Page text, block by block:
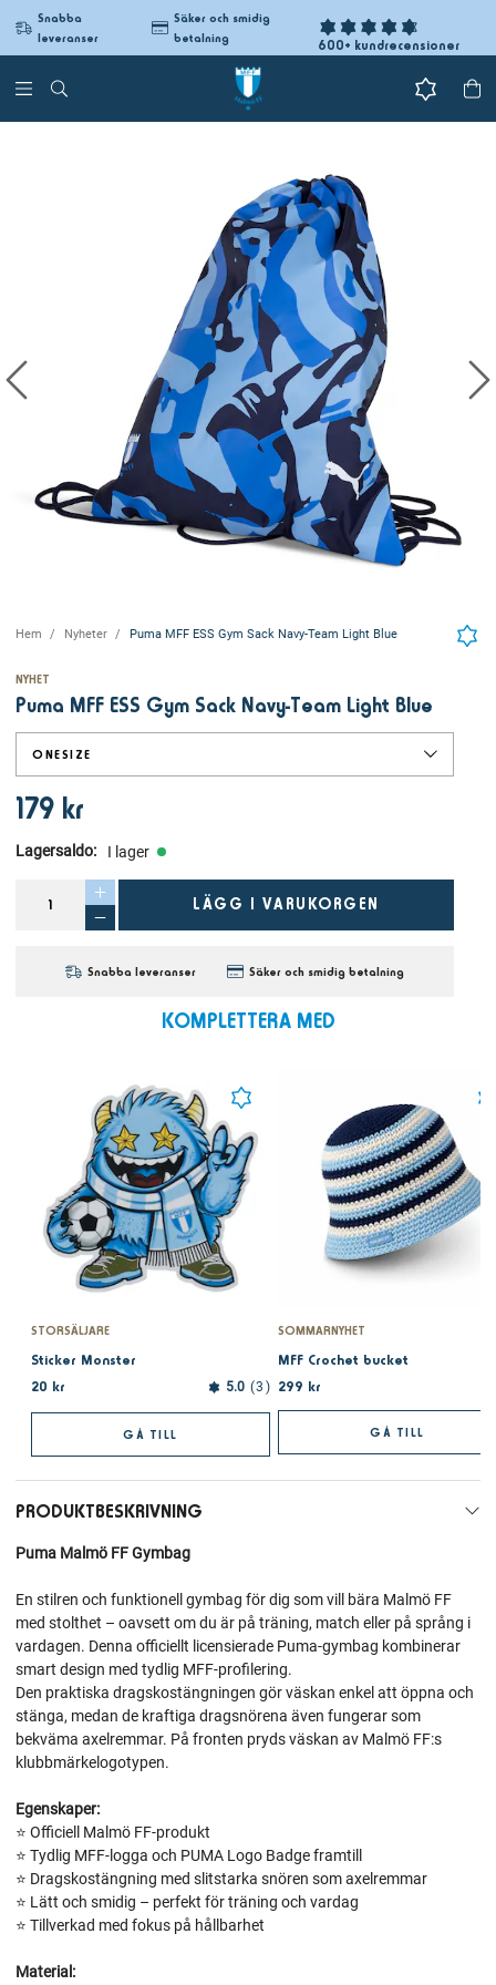
Snabba
leveranser
Säker och smidig
betalning
600+ kundrecensioner
Hem Nyheter Puma MFF ESS Gym Sack Navy-Team Light Blue
NYHET
Puma MFF ESS Gym Sack Navy-Team Light Blue
ONESIZE
179 kr
Lagersaldo: I lager
LÄGG I VARUKORGEN
Snabba leveranser Säker och smidig betalning
KOMPLETTERA MED
STORSÄLJARE
Sticker Monster
20 kr
5.0 3
GÅ TILL
SOMMARNYHET
MFF Crochet bucket
299 kr
GÅ TILL
PRODUKTBESKRIVNING
Puma Malmö FF Gymbag
En stilren och funktionell gymbag för dig som vill bära Malmö FF
med stolthet – oavsett om du är på träning, match eller på språng i
vardagen. Denna officiellt licensierade Puma-gymbag kombinerar
smart design med tydlig MFF‑profilering.
Den praktiska dragskostängningen gör väskan enkel att öppna och
stänga, medan de kraftiga dragsnörena även fungerar som
bekväma axelremmar. På fronten pryds väskan av Malmö FF:s
klubbmärkelogotypen.
Egenskaper:
⭐ Officiell Malmö FF‑produkt
⭐ Tydlig MFF‑logga och PUMA Logo Badge framtill
⭐ Dragskostängning med slitstarka snören som axelremmar
⭐ Lätt och smidig – perfekt för träning och vardag
⭐ Tillverkad med fokus på hållbarhet
Material: